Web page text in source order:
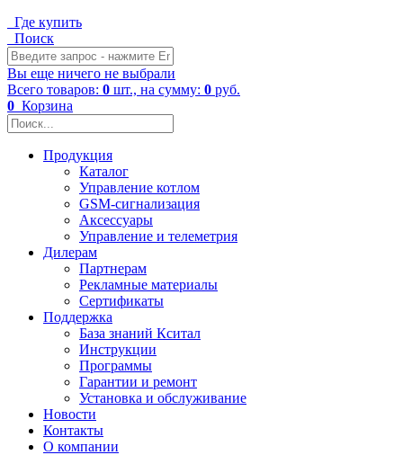
Где купить
Поиск
Вы еще ничего не выбрали
Всего товаров: 0 шт., на сумму: 0 руб.
0 Корзина
Продукция
Каталог
Управление котлом
GSM-сигнализация
Аксессуары
Управление и телеметрия
Дилерам
Партнерам
Рекламные материалы
Сертификаты
Поддержка
База знаний Кситал
Инструкции
Программы
Гарантии и ремонт
Установка и обслуживание
Новости
Контакты
О компании